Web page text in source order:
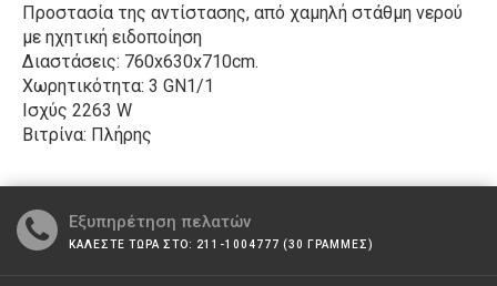
Προστασία της αντίστασης, από χαμηλή στάθμη νερού
με ηχητική ειδοποίηση
Διαστάσεις: 760x630x710cm.
Χωρητικότητα: 3 GN1/1
Ισχύς 2263 W
Βιτρίνα: Πλήρης
Εξυπηρέτηση πελατών
ΚΑΛΕΣΤΕ ΤΩΡΑ ΣΤΟ: 211-1004777 (30 ΓΡΑΜΜΕΣ)